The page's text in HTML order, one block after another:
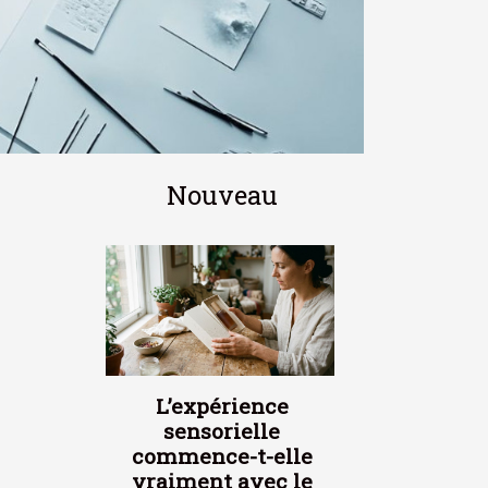
Nouveau
L’expérience
sensorielle
commence-t-elle
vraiment avec le